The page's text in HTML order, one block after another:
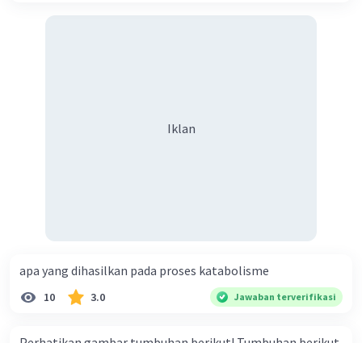
Iklan
apa yang dihasilkan pada proses katabolisme
10 3.0 Jawaban terverifikasi